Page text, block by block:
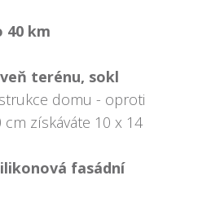
40 km
terénu, sokl
domu - oproti
získáváte 10 x 14
fasádní